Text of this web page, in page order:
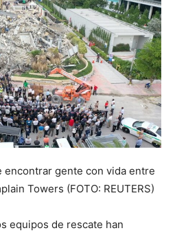
encontrar gente con vida entre
Towers (FOTO: REUTERS)
equipos de rescate han